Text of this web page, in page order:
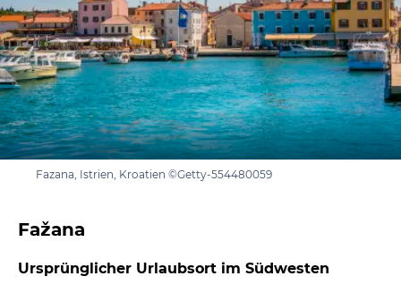
Fazana, Istrien, Kroatien ©Getty-554480059
Fažana
Ursprünglicher Urlaubsort im Südwesten